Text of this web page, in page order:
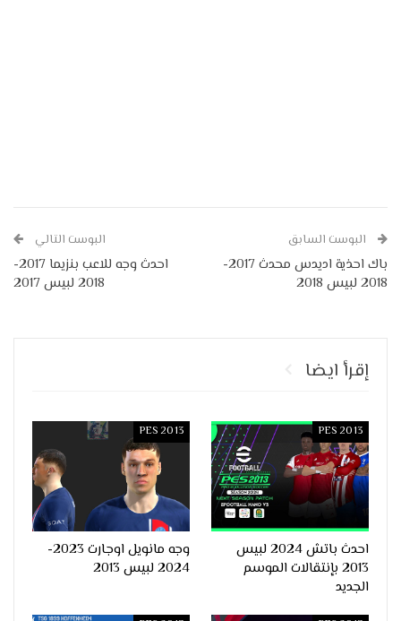
البوست السابق
باك احذية اديدس محدث 2017-
2018 لبيس 2018
البوست التالي
احدث وجه للاعب بنزيما 2017-
2018 لبيس 2017
إقرأ ايضا
PES 2013
احدث باتش 2024 لبيس
2013 بإنتقالات الموسم
الجديد
PES 2013
وجه مانويل اوجارت 2023-
2024 لبيس 2013